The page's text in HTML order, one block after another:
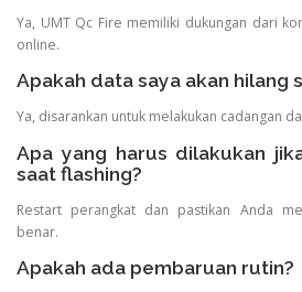
Ya, UMT Qc Fire memiliki dukungan dari
online.
Apakah data saya akan hilang
Ya, disarankan untuk melakukan cadangan
Apa yang harus dilakukan
saat flashing?
Restart perangkat dan pastikan Anda
benar.
Apakah ada pembaruan rutin?